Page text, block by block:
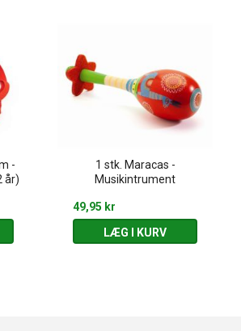
-
år)
1 stk. Maracas -
Musikintrument
49,95 kr
LÆG I KURV